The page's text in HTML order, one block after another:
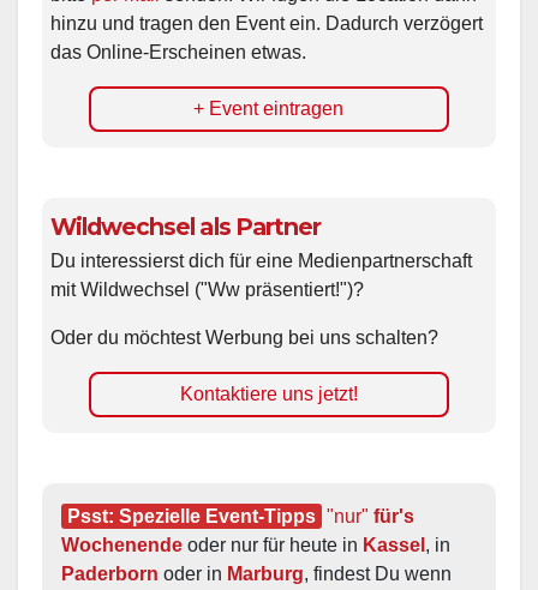
hinzu und tragen den Event ein. Dadurch verzögert
das Online-Erscheinen etwas.
+ Event eintragen
Wildwechsel als Partner
Du interessierst dich für eine Medienpartnerschaft
mit Wildwechsel ("Ww präsentiert!")?
Oder du möchtest Werbung bei uns schalten?
Kontaktiere uns jetzt!
Psst: Spezielle Event-Tipps "nur" für's
Wochenende oder nur für heute in Kassel
Paderborn oder in Marburg, findest Du wenn